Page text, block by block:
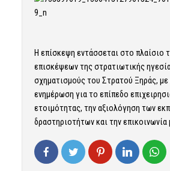
Η επίσκεψη εντάσσεται στο πλαίσιο
επισκέψεων της στρατιωτικής
σχηματισμούς του Στρατού Ξηράς,
ενημέρωση για το επίπεδο
ετοιμότητας, την αξιολόγηση των
δραστηριοτήτων και την